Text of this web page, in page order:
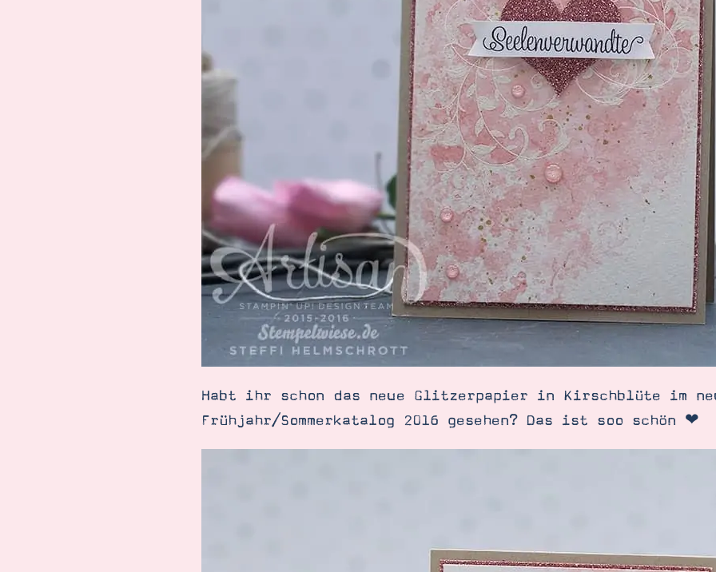
Datenschutz
SUCHE
Habt ihr schon das neue Glitzerpapier in Kirschblüte im
Frühjahr/Sommerkatalog 2016 gesehen? Das ist soo schön ❤︎